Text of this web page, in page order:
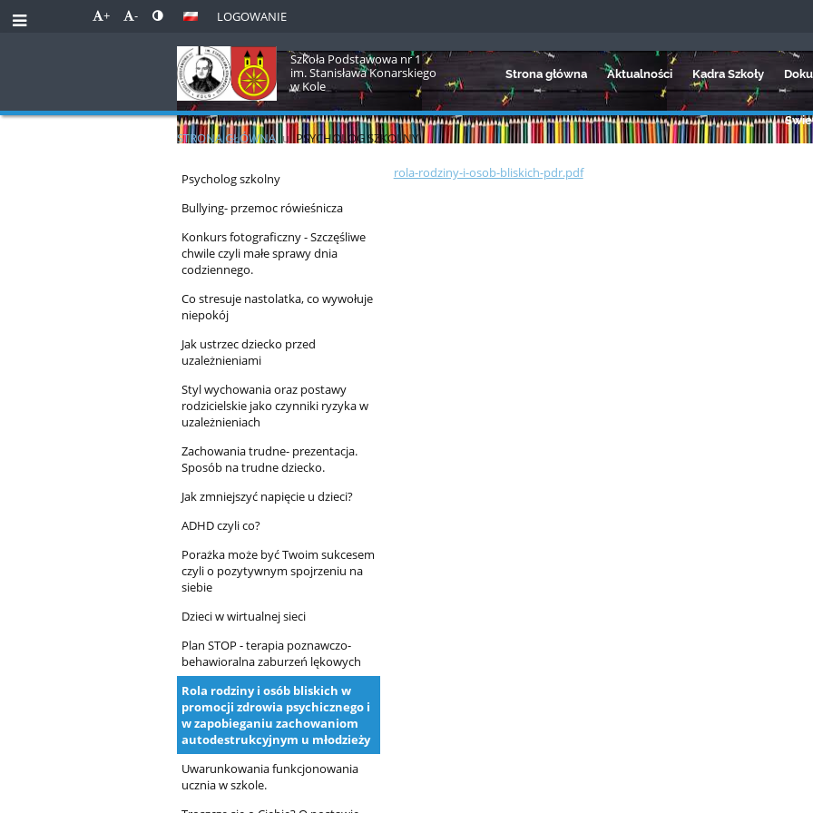
+ - LOGOWANIE
Szkoła Podstawowa nr 1
im. Stanisława Konarskiego
w Kole
Strona główna Aktualności Kadra Szkoły
STRONA GŁÓWNA u PSYCHOLOG SZKOLNY
Psycholog
szkolny
Psycholog szkolny
Bullying- przemoc rówieśnicza
Konkurs fotograficzny - Szczęśliwe
chwile czyli małe sprawy dnia
codziennego.
Co stresuje nastolatka, co wywołuje
niepokój
Jak ustrzec dziecko przed
uzależnieniami
Styl wychowania oraz postawy
rodzicielskie jako czynniki ryzyka w
uzależnieniach
Zachowania trudne- prezentacja.
Sposób na trudne dziecko.
Jak zmniejszyć napięcie u dzieci?
ADHD czyli co?
Porażka może być Twoim sukcesem
czyli o pozytywnym spojrzeniu na
siebie
Dzieci w wirtualnej sieci
Plan STOP - terapia poznawczo-
behawioralna zaburzeń lękowych
Rola rodziny i osób bliskich w
promocji zdrowia psychicznego i
w zapobieganiu zachowaniom
autodestrukcyjnym u młodzieży
Uwarunkowania funkcjonowania
ucznia w szkole.
rola-rodziny-i-osob-bliskich-pdr.pdf